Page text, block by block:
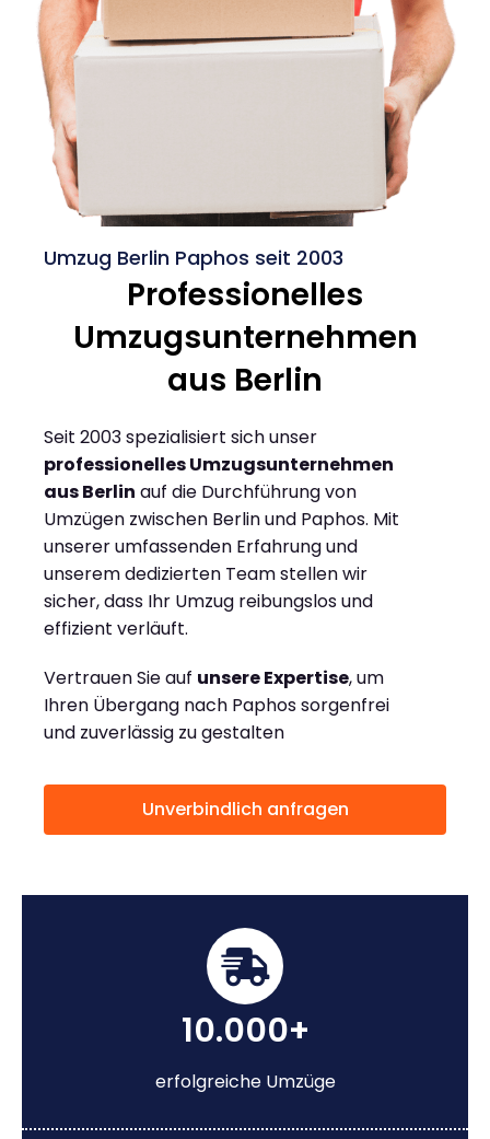
Umzug Berlin Paphos seit 2003
Professionelles
Umzugsunternehmen
aus Berlin
Seit 2003 spezialisiert sich unser
professionelles Umzugsunternehmen
aus Berlin auf die Durchführung von
Umzügen zwischen Berlin und Paphos. Mit
unserer umfassenden Erfahrung und
unserem dedizierten Team stellen wir
sicher, dass Ihr Umzug reibungslos und
effizient verläuft.
Vertrauen Sie auf unsere Expertise, um
Ihren Übergang nach Paphos sorgenfrei
und zuverlässig zu gestalten
Unverbindlich anfragen
10.000+
erfolgreiche Umzüge